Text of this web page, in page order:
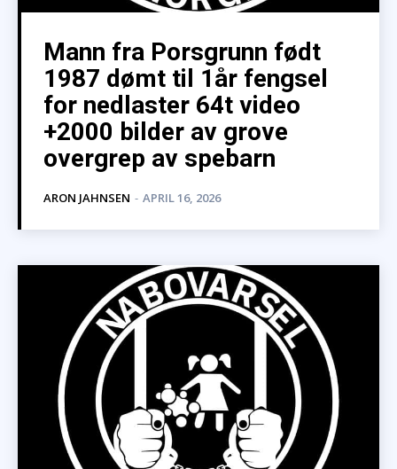
Mann fra Porsgrunn født
1987 dømt til 1år fengsel
for nedlaster 64t video
+2000 bilder av grove
overgrep av spebarn
ARON JAHNSEN - APRIL 16, 2026